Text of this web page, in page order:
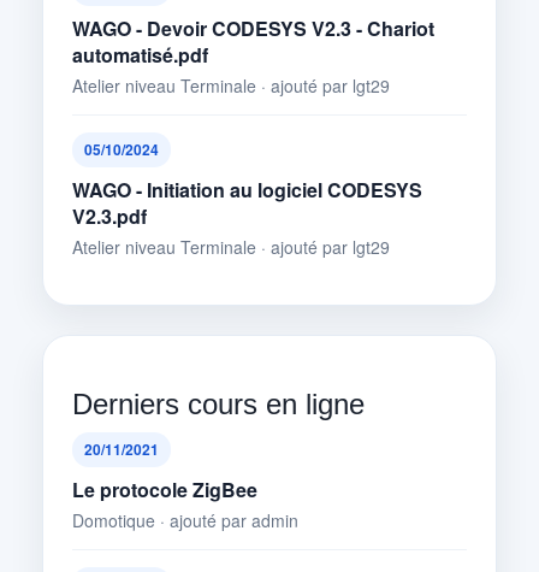
WAGO - Devoir CODESYS V2.3 - Chariot
automatisé.pdf
Atelier niveau Terminale · ajouté par lgt29
05/10/2024
WAGO - Initiation au logiciel CODESYS
V2.3.pdf
Atelier niveau Terminale · ajouté par lgt29
Derniers cours en ligne
20/11/2021
Le protocole ZigBee
Domotique · ajouté par admin